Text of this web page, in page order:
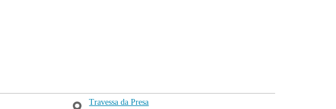
Travessa da Presa